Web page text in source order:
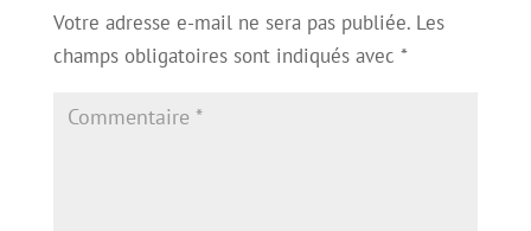
Votre adresse e-mail ne sera pas publiée. Les
champs obligatoires sont indiqués avec *